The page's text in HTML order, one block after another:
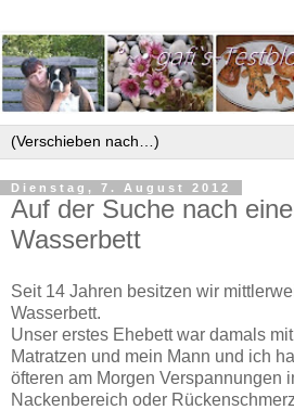
Dienstag, 7. August 2012
Auf der Suche nach
Wasserbett
Seit 14 Jahren besitzen wir
Wasserbett.
Unser erstes Ehebett war damals
Matratzen und mein Mann und ich
öfteren am Morgen Verspannungen
Nackenbereich oder